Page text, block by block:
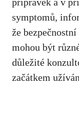
symptomů,
že
mohou být
důležité
začátkem